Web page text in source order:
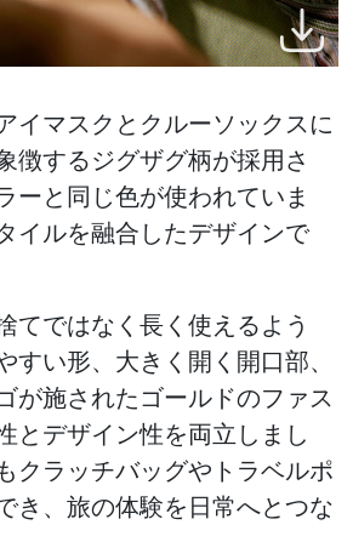
イマスクとクルーソックスに
徴するジグザグ柄が採用さ
ーと同じ色が使われていま
イルを融合したデザインで
てではなく長く使えるよう
すい形、大きく開く開口部、
が施されたゴールドのファス
とデザイン性を両立しまし
クラッチバッグやトラベルポ
き、旅の体験を日常へとつな